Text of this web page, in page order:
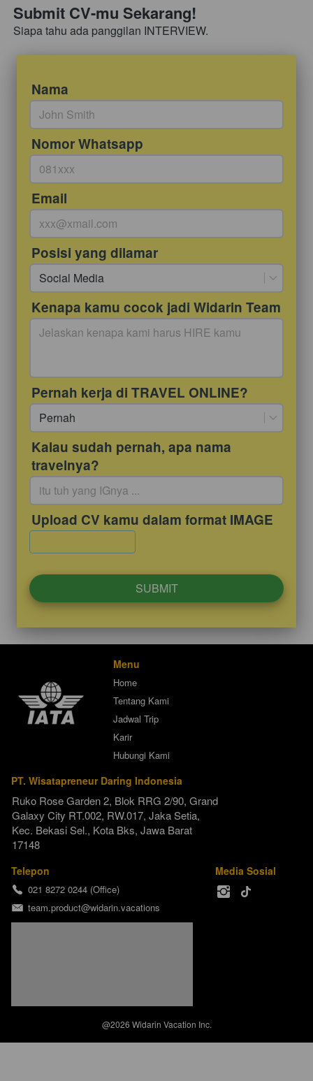
Submit CV-mu Sekarang!
Siapa tahu ada panggilan INTERVIEW.
Nama
Nomor Whatsapp
Email
Posisi yang dilamar
Social Media
Kenapa kamu cocok jadi Widarin Team
Pernah kerja di TRAVEL ONLINE?
Pernah
Kalau sudah pernah, apa nama
travelnya?
Upload CV kamu dalam format IMAGE
`SUBMIT
Menu
Home
Tentang Kami
Jadwal Trip
Karir
Hubungi Kami
PT. Wisatapreneur Daring Indonesia
Ruko Rose Garden 2, Blok RRG 2/90, Grand
Galaxy City RT.002, RW.017, Jaka Setia,
Kec. Bekasi Sel., Kota Bks, Jawa Barat
17148
Telepon
021 8272 0244 (Office)
team.product@widarin.vacations
Media Sosial
@2026 Widarin Vacation Inc.